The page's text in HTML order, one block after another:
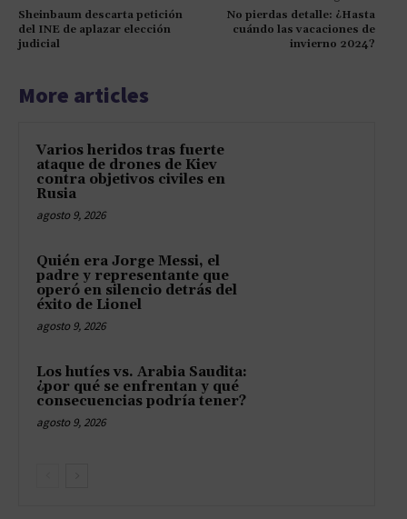
Sheinbaum descarta petición
del INE de aplazar elección
judicial
No pierdas detalle: ¿Hasta
cuándo las vacaciones de
invierno 2024?
More articles
Varios heridos tras fuerte
ataque de drones de Kiev
contra objetivos civiles en
Rusia
agosto 9, 2026
Quién era Jorge Messi, el
padre y representante que
operó en silencio detrás del
éxito de Lionel
agosto 9, 2026
Los hutíes vs. Arabia Saudita:
¿por qué se enfrentan y qué
consecuencias podría tener?
agosto 9, 2026